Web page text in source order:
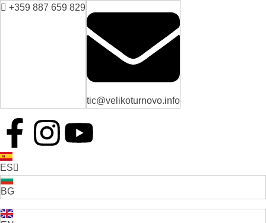
+359 887 659 829
tic@velikoturnovo.info
ES
BG